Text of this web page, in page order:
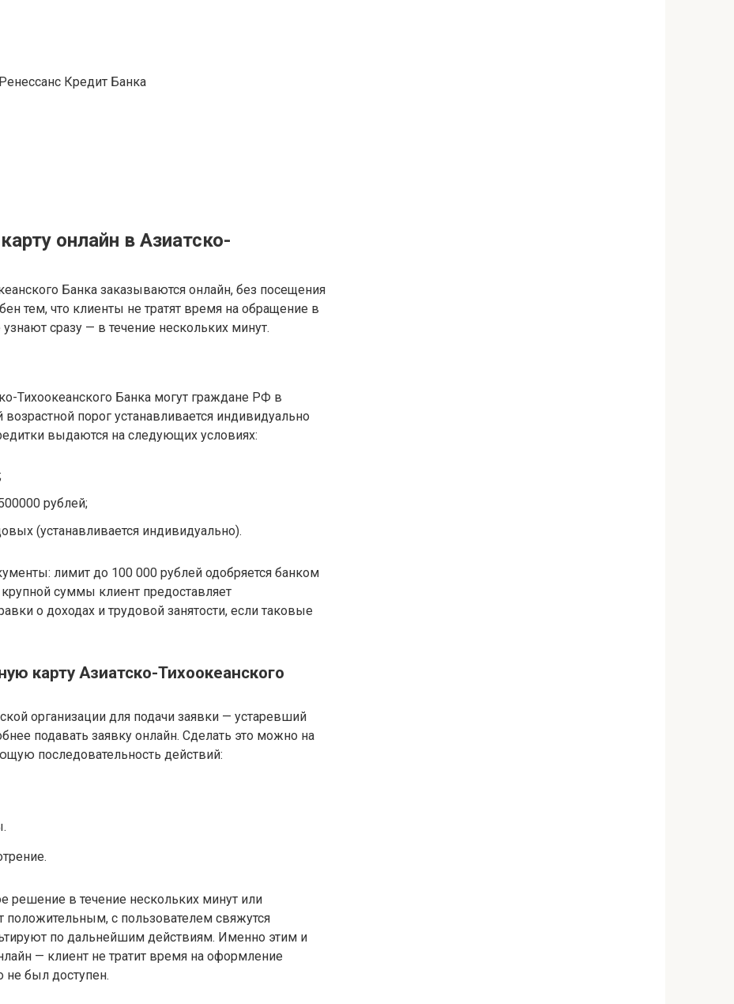
онлайн в Азиатско-
Банка заказываются онлайн, без посещения
тем, что клиенты не тратят время на обращение в
сразу — в течение нескольких минут.
Тихоокеанского Банка могут граждане РФ в
порог устанавливается индивидуально
выдаются на следующих условиях:
рублей;
(устанавливается индивидуально).
лимит до 100 000 рублей одобряется банком
суммы клиент предоставляет
о доходах и трудовой занятости, если таковые
карту Азиатско-Тихоокеанского
организации для подачи заявки — устаревший
подавать заявку онлайн. Сделать это можно на
последовательность действий:
решение в течение нескольких минут или
с пользователем свяжутся
по дальнейшим действиям. Именно этим и
— клиент не тратит время на оформление
не был доступен.